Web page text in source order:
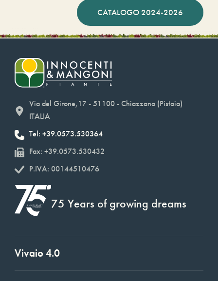
CATALOGO 2024-2026
Via del Girone,17 - 51100 - Chiazzano (Pistoia)
ITALIA
Tel: +39.0573.530364
Fax: +39.0573.530432
P.IVA: 00144510476
75 Years of growing dreams
Vivaio 4.0